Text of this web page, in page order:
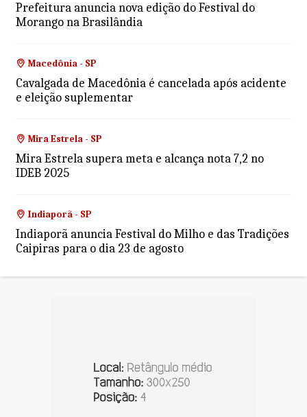
Prefeitura anuncia nova edição do Festival do
Morango na Brasilândia
Macedônia - SP
Cavalgada de Macedônia é cancelada após acidente
e eleição suplementar
Mira Estrela - SP
Mira Estrela supera meta e alcança nota 7,2 no
IDEB 2025
Indiaporã - SP
Indiaporã anuncia Festival do Milho e das Tradições
Caipiras para o dia 23 de agosto